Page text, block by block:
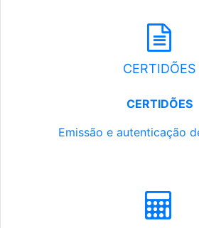
CERTIDÕES
CERTIDÕES
Emissão e autenticação